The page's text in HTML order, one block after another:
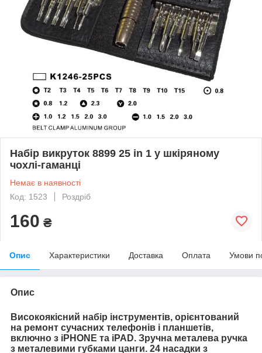
Набір викруток 8899 25 in 1 у шкіряному
чохлі-гаманці
Немає в наявності
Код: 1523
Роздріб
160 ₴
Опис Характеристики Доставка Оплата Умови
Опис
Високоякісний набір інструментів, орієнтований
на ремонт сучасних телефонів і планшетів,
включно з iPHONE та iPAD. Зручна металева ручка
з металевими губками цанги. 24 насадки з